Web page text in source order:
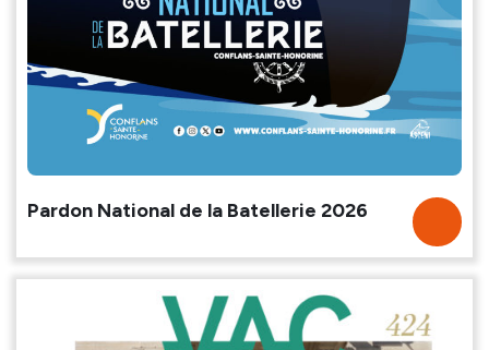
Pardon National de la Batellerie 2026